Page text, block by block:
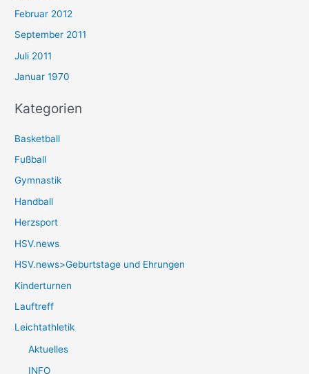
Februar 2012
September 2011
Juli 2011
Januar 1970
Kategorien
Basketball
Fußball
Gymnastik
Handball
Herzsport
HSV.news
HSV.news>Geburtstage und Ehrungen
Kinderturnen
Lauftreff
Leichtathletik
Aktuelles
INFO